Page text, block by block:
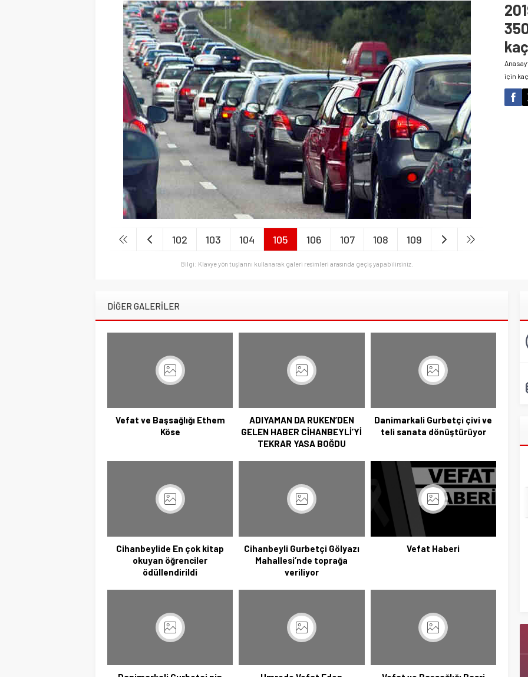
102 103 104 105 106 107 108 109
Bilgi: Klavye yön tuşlarını kullanarak galeri resimleri arasında geçiş yapabilirsiniz.
için
DİĞER GALERİLER
Vefat ve Başsağlığı Ethem
Köse
ADIYAMAN DA RUKEN’DEN
GELEN HABER CİHANBEYLİ’Yİ
TEKRAR YASA BOĞDU
Danimarkali Gurbetçi çivi ve
teli sanata dönüştürüyor
Cihanbeylide En çok kitap
okuyan öğrenciler
ödüllendirildi
Cihanbeyli Gurbetçi Gölyazı
Mahallesi’nde toprağa
veriliyor
Vefat Haberi